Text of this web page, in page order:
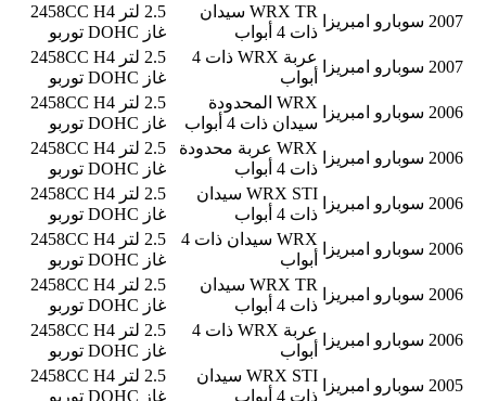
2007 سوبارو امبريزا
WRX TR سيدان
ذات 4 أبواب
2.5 لتر 2458CC H4
غاز DOHC توربو
2007 سوبارو امبريزا
عربة WRX ذات 4
أبواب
2.5 لتر 2458CC H4
غاز DOHC توربو
2006 سوبارو امبريزا
WRX المحدودة
سيدان ذات 4 أبواب
2.5 لتر 2458CC H4
غاز DOHC توربو
2006 سوبارو امبريزا
WRX عربة محدودة
ذات 4 أبواب
2.5 لتر 2458CC H4
غاز DOHC توربو
2006 سوبارو امبريزا
WRX STI سيدان
ذات 4 أبواب
2.5 لتر 2458CC H4
غاز DOHC توربو
2006 سوبارو امبريزا
WRX سيدان ذات 4
أبواب
2.5 لتر 2458CC H4
غاز DOHC توربو
2006 سوبارو امبريزا
WRX TR سيدان
ذات 4 أبواب
2.5 لتر 2458CC H4
غاز DOHC توربو
2006 سوبارو امبريزا
عربة WRX ذات 4
أبواب
2.5 لتر 2458CC H4
غاز DOHC توربو
2005 سوبارو امبريزا
WRX STI سيدان
ذات 4 أبواب
2.5 لتر 2458CC H4
غاز DOHC توربو